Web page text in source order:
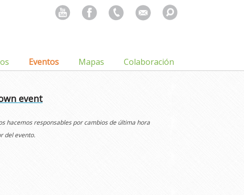
Search
for:
Eventos Mapas Colaboración
event
hacemos responsables por cambios de última hora
del evento.